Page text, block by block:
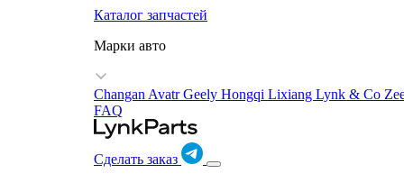
Каталог запчастей
Марки авто
Changan AvatrGeely Hongqi Lixiang Lynk & Co
FAQ
Сделать заказ